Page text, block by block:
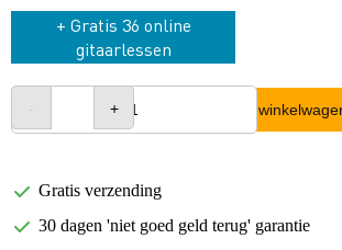
+ Gratis 36 online
gitaarlessen
In
Gratis verzending
30 dagen 'niet goed geld terug' garantie